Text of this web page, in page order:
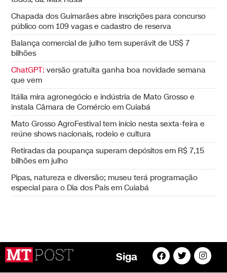
Chapada dos Guimarães abre inscrições para concurso
público com 109 vagas e cadastro de reserva
Balança comercial de julho tem superávit de US$ 7
bilhões
ChatGPT: versão gratuita ganha boa novidade semana
que vem
Itália mira agronegócio e indústria de Mato Grosso e
instala Câmara de Comércio em Cuiabá
Mato Grosso AgroFestival tem início nesta sexta-feira e
reúne shows nacionais, rodeio e cultura
Retiradas da poupança superam depósitos em R$ 7,15
bilhões em julho
Pipas, natureza e diversão; museu terá programação
especial para o Dia dos Pais em Cuiabá
Siga